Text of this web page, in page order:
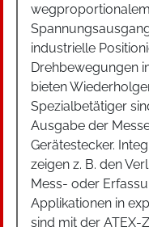
industrielle
Drehbewegungen
bieten
Spezialbetätiger
Ausgabe der
Gerätestecker.
zeigen z. B. den
Mess- oder
Applikationen in
sind mit der ATEX-